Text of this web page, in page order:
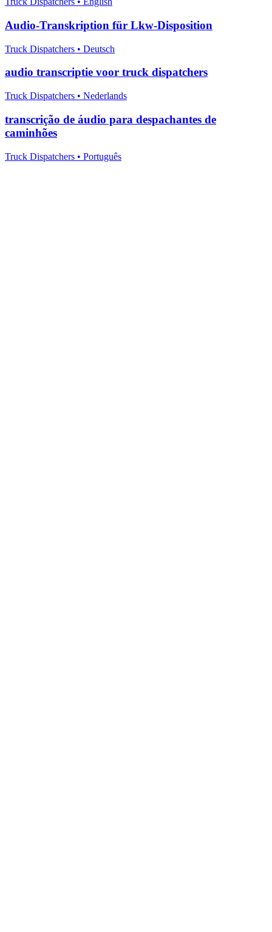
Audio-Transkription für Lkw-Disposition
Truck Dispatchers • Deutsch
audio transcriptie voor truck dispatchers
Truck Dispatchers • Nederlands
transcrição de áudio para despachantes de
caminhões
Truck Dispatchers • Português